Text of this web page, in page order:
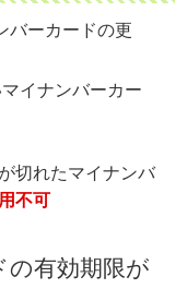
バーカードの更
イナンバーカー
切れたマイナンバ
不可
有効期限が